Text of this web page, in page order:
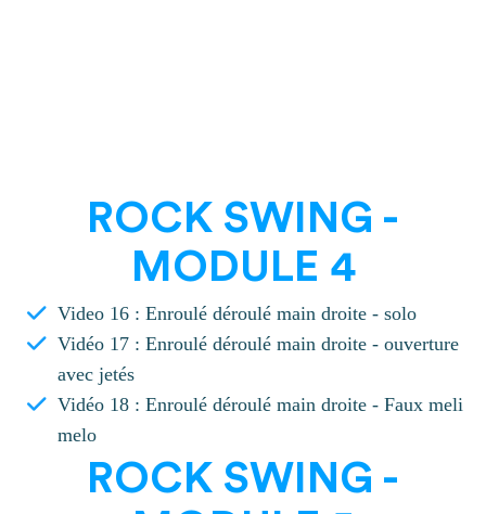
ROCK SWING -
MODULE 4
Video 16 : Enroulé déroulé main droite - solo
Vidéo 17 : Enroulé déroulé main droite - ouverture
avec jetés
Vidéo 18 : Enroulé déroulé main droite - Faux meli
melo
ROCK SWING -